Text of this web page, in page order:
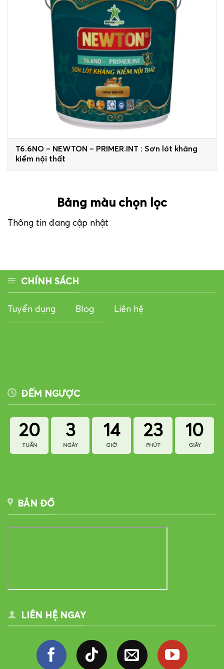
T6.6NO – NEWTON – PRIMER.INT : Sơn lót kháng
kiềm nội thất
Bảng màu chọn lọc
Thông tin đang cập nhật
CHÍNH SÁCH
Tuyển dụng Blog Liên hệ
ĐẾM NGƯỢC
20
TUẦN
3
NGÀY
14
GIỜ
23
PHÚT
10
GIÂY
BẢN ĐỒ
LIÊN HỆ NGAY